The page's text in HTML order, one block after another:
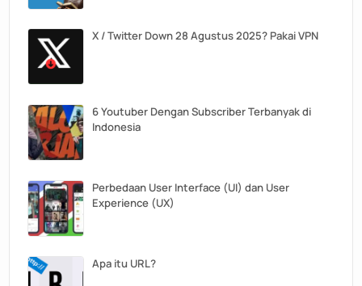
X / Twitter Down 28 Agustus 2025? Pakai VPN
6 Youtuber Dengan Subscriber Terbanyak di
Indonesia
Perbedaan User Interface (UI) dan User
Experience (UX)
Apa itu URL?